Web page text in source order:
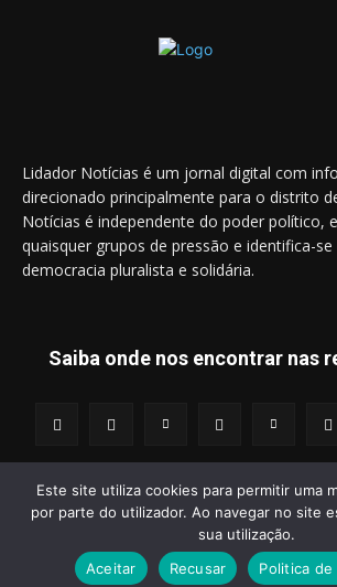
Lidador Notícias é um jornal digital com
direcionado principalmente para o distrito
Notícias é independente do poder político,
quaisquer grupos de pressão e identifica-
democracia pluralista e solidária.
Saiba onde nos encontrar nas
© 2014 - 2025 Lidador Notícias. | Todos os
Termos e Condições Política de
Este site utiliza cookies para permitir uma
por parte do utilizador. Ao navegar no site
sua utilização.
Aceitar
Recusar Politica de